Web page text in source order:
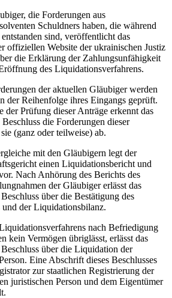
die Forderungen aus
Schuldners haben, die während
sind, veröffentlicht das
offiziellen Website der ukrainischen Justiz
die Erklärung der Zahlungsunfähigkeit
des Liquidationsverfahrens.
der aktuellen Gläubiger werden
der Reihenfolge ihres Eingangs geprüft.
der Prüfung dieser Anträge erkennt das
die Forderungen dieser
(ganz oder teilweise) ab.
mit den Gläubigern legt der
einen Liquidationsbericht und
Nach Anhörung des Berichts des
der Gläubiger erlässt das
über die Bestätigung des
der Liquidationsbilanz.
nach Befriedigung
kein Vermögen übriglässt, erlässt das
über die Liquidation der
Eine Abschrift dieses Beschlusses
zur staatlichen Registrierung der
juristischen Person und dem Eigentümer